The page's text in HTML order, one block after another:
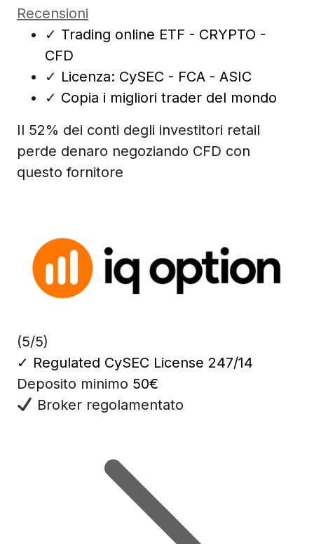
Recensioni
✓ Trading online ETF - CRYPTO -
CFD
✓ Licenza: CySEC - FCA - ASIC
✓ Copia i migliori trader del mondo
Il 52% dei conti degli investitori retail
perde denaro negoziando CFD con
questo fornitore
(5/5)
✓ Regulated CySEC License 247/14
Deposito minimo 50€
Broker regolamentato